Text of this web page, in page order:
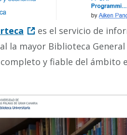
es el servicio de
la mayor Biblioteca
y fiable del ámbito